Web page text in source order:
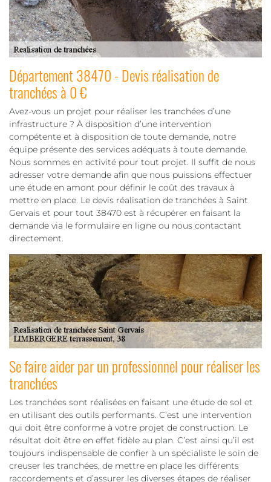
Département 38470 - Devis réalisation de
tranchées à 0 €
Avez-vous un projet pour réaliser les tranchées d’une
infrastructure ? À disposition d’une intervention
compétente et à disposition de toute demande, notre
équipe présente des services adéquats à toute demande.
Nous sommes en activité pour tout projet. Il suffit de nous
adresser votre demande afin que nous puissions effectuer
une étude en amont pour définir le coût des travaux à
mettre en place. Le devis réalisation de tranchées à Saint
Gervais et pour tout 38470 est à récupérer en faisant la
demande via le formulaire en ligne ou nous contactant
directement.
Se faire aider par un professionnel pour réaliser les
tranchées
Les tranchées sont réalisées en faisant une étude de sol et
en utilisant des outils performants. C’est une intervention
qui doit être conforme à votre projet de construction. Le
résultat doit être en effet fidèle au plan. C’est ainsi qu’il est
toujours indispensable de confier à un spécialiste le soin de
creuser les tranchées, de mettre en place les différents
raccordements et d’assurer les diverses étapes de réaliser